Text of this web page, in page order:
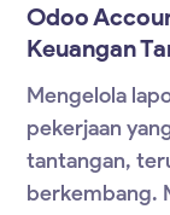
Odoo
Keuangan
Mengelola
pekerjaan
tantangan,
berkembang.